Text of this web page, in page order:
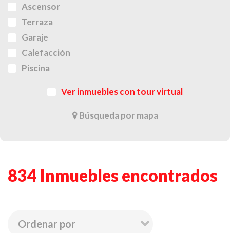
Ascensor
Terraza
Garaje
Calefacción
Piscina
Ver inmuebles con tour virtual
Búsqueda por mapa
834 Inmuebles encontrados